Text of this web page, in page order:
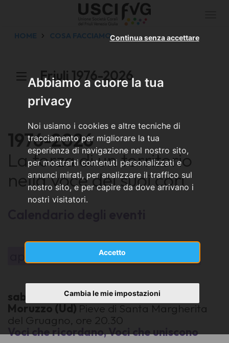
Abbiamo a cuore la tua
privacy
Noi usiamo i cookies e altre tecniche di
tracciamento per migliorare la tua
esperienza di navigazione nel nostro sito,
per mostrarti contenuti personalizzati e
annunci mirati, per analizzare il traffico sul
nostro sito, e per capire da dove arrivano i
nostri visitatori.
Accetto
Continua senza accettare
Cambia le mie impostazioni
HOME COSA FACCIAMO
Friuli 1976-2026
1976-2026
La forza di un territorio
nella voce dei suoi cori
appuntamenti del mese di
sabato 28 marzo 2026
Moruzzo (Ud) Pieve di Santa Margherita
del Gruagno, ore 20.30
Voci che ricordano, Voci che uniscono